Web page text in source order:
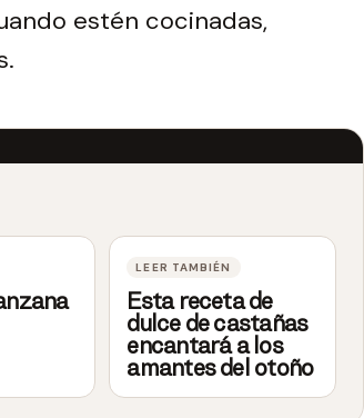
estén cocinadas,
Esta receta de
dulce de castañas
encantará a los
amantes del otoño